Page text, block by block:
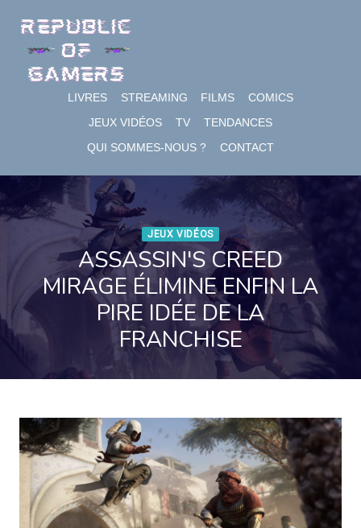
content
LIVRES STREAMING FILMS
COMICS
JEUX VIDÉOS
TV
TENDANCES
QUI SOMMES-NOUS ?
CONTACT
JEUX VIDÉOS
ASSASSIN'S CREED
MIRAGE ÉLIMINE ENFIN LA
PIRE IDÉE DE LA
FRANCHISE